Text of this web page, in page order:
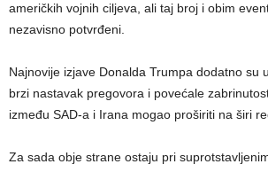
američkih vojnih ciljeva, ali taj broj i obim
nezavisno potvrđeni.
Najnovije izjave Donalda Trumpa dodatno su
brzi nastavak pregovora i povećale
između SAD-a i Irana mogao proširiti na širi
Za sada obje strane ostaju pri